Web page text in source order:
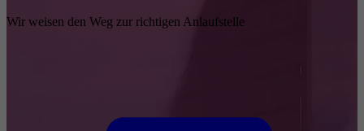
Wir weisen den Weg zur richtigen Anlaufstelle